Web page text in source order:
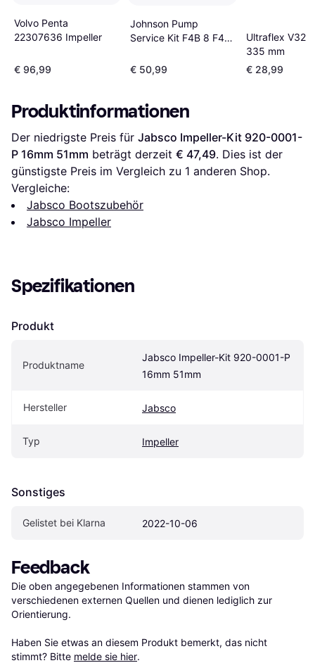
Volvo Penta
22307636 Impeller
€ 96,99
Johnson Pump
Service Kit F4B 8 F4B
€ 50,99
Ultraflex V32
335 mm
€ 28,99
Produktinformationen
Der niedrigste Preis für Jabsco Impeller-Kit 920-0001-
P 16mm 51mm beträgt derzeit € 47,49. Dies ist der
günstigste Preis im Vergleich zu 1 anderen Shop.
Vergleiche:
Jabsco Bootszubehör
Jabsco Impeller
Spezifikationen
Produkt
Produktname
Jabsco Impeller-Kit 920-0001-P
16mm 51mm
Hersteller Jabsco
Typ Impeller
Sonstiges
Gelistet bei Klarna 2022-10-06
Feedback
Die oben angegebenen Informationen stammen von
verschiedenen externen Quellen und dienen lediglich zur
Orientierung.
Haben Sie etwas an diesem Produkt bemerkt, das nicht
stimmt? Bitte melde sie hier.